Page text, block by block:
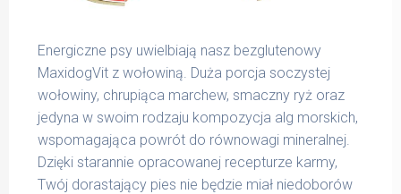
Energiczne psy uwielbiają nasz bezglutenowy
MaxidogVit z wołowiną. Duża porcja soczystej
wołowiny, chrupiąca marchew, smaczny ryż oraz
jedyna w swoim rodzaju kompozycja alg morskich,
wspomagająca powrót do równowagi mineralnej.
Dzięki starannie opracowanej recepturze karmy,
Twój dorastający pies nie będzie miał niedoborów